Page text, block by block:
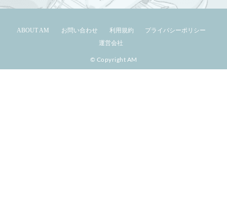
ABOUT AM お問い合わせ 利用規約
プライバシーポリシー
運営会社
© Copyright AM